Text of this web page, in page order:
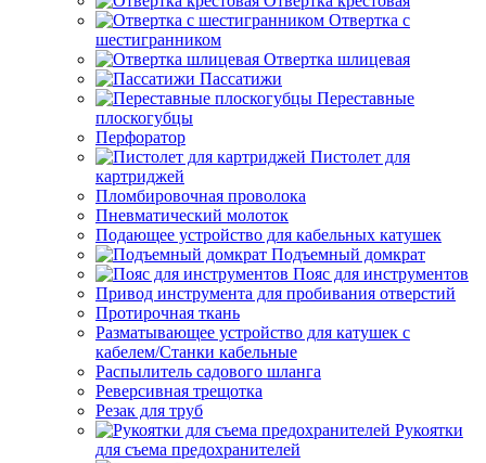
Отвертка с
шестигранником
Отвертка шлицевая
Пассатижи
Переставные
плоскогубцы
Перфоратор
Пистолет для
картриджей
Пломбировочная проволока
Пневматический молоток
Подающее устройство для кабельных катушек
Подъемный домкрат
Пояс для инструментов
Привод инструмента для пробивания отверстий
Протирочная ткань
Разматывающее устройство для катушек с
кабелем/Станки кабельные
Распылитель садового шланга
Реверсивная трещотка
Резак для труб
Рукоятки
для съема предохранителей